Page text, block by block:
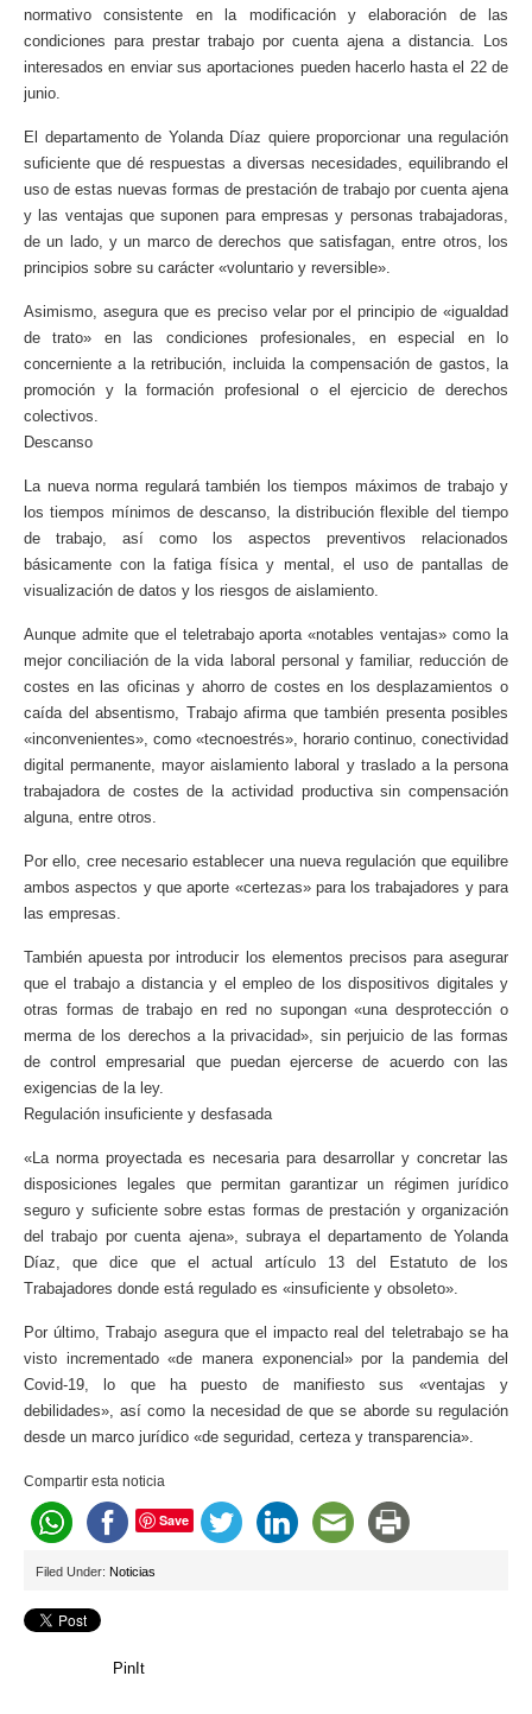
normativo consistente en la modificación y elaboración de las
condiciones para prestar trabajo por cuenta ajena a distancia. Los
interesados en enviar sus aportaciones pueden hacerlo hasta el 22 de
junio.
El departamento de Yolanda Díaz quiere proporcionar una regulación
suficiente que dé respuestas a diversas necesidades, equilibrando el
uso de estas nuevas formas de prestación de trabajo por cuenta ajena
y las ventajas que suponen para empresas y personas trabajadoras,
de un lado, y un marco de derechos que satisfagan, entre otros, los
principios sobre su carácter «voluntario y reversible».
Asimismo, asegura que es preciso velar por el principio de «igualdad
de trato» en las condiciones profesionales, en especial en lo
concerniente a la retribución, incluida la compensación de gastos, la
promoción y la formación profesional o el ejercicio de derechos
colectivos.
Descanso
La nueva norma regulará también los tiempos máximos de trabajo y
los tiempos mínimos de descanso, la distribución flexible del tiempo
de trabajo, así como los aspectos preventivos relacionados
básicamente con la fatiga física y mental, el uso de pantallas de
visualización de datos y los riesgos de aislamiento.
Aunque admite que el teletrabajo aporta «notables ventajas» como la
mejor conciliación de la vida laboral personal y familiar, reducción de
costes en las oficinas y ahorro de costes en los desplazamientos o
caída del absentismo, Trabajo afirma que también presenta posibles
«inconvenientes», como «tecnoestrés», horario continuo, conectividad
digital permanente, mayor aislamiento laboral y traslado a la persona
trabajadora de costes de la actividad productiva sin compensación
alguna, entre otros.
Por ello, cree necesario establecer una nueva regulación que equilibre
ambos aspectos y que aporte «certezas» para los trabajadores y para
las empresas.
También apuesta por introducir los elementos precisos para asegurar
que el trabajo a distancia y el empleo de los dispositivos digitales y
otras formas de trabajo en red no supongan «una desprotección o
merma de los derechos a la privacidad», sin perjuicio de las formas
de control empresarial que puedan ejercerse de acuerdo con las
exigencias de la ley.
Regulación insuficiente y desfasada
«La norma proyectada es necesaria para desarrollar y concretar las
disposiciones legales que permitan garantizar un régimen jurídico
seguro y suficiente sobre estas formas de prestación y organización
del trabajo por cuenta ajena», subraya el departamento de Yolanda
Díaz, que dice que el actual artículo 13 del Estatuto de los
Trabajadores donde está regulado es «insuficiente y obsoleto».
Por último, Trabajo asegura que el impacto real del teletrabajo se ha
visto incrementado «de manera exponencial» por la pandemia del
Covid-19, lo que ha puesto de manifiesto sus «ventajas y
debilidades», así como la necesidad de que se aborde su regulación
desde un marco jurídico «de seguridad, certeza y transparencia».
Compartir esta noticia
Save
Filed Under: Noticias
PinIt